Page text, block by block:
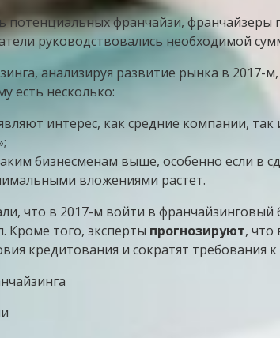
франчайзи, франчайзеры
руководствовались необходимой
анализируя развитие рынка в
есть несколько:
интерес, как средние компании,
бизнесменам выше, особенно если в
вложениями растет.
что в 2017-м войти в
Кроме того, эксперты прогнозируют, что
кредитования и сократят